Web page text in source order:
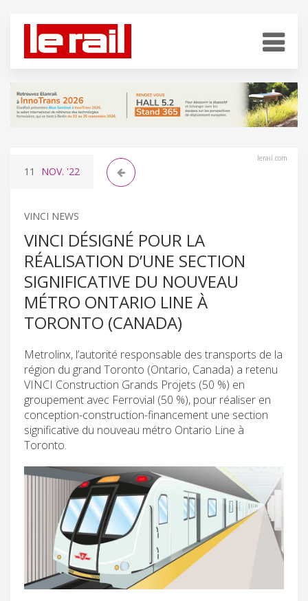
lerail.com
11 NOV. '22
VINCI NEWS
VINCI DÉSIGNÉ POUR LA
RÉALISATION D’UNE SECTION
SIGNIFICATIVE DU NOUVEAU
MÉTRO ONTARIO LINE À
TORONTO (CANADA)
Metrolinx, l’autorité responsable des transports de la
région du grand Toronto (Ontario, Canada) a retenu
VINCI Construction Grands Projets (50 %) en
groupement avec Ferrovial (50 %), pour réaliser en
conception-construction-financement une section
significative du nouveau métro Ontario Line à
Toronto.